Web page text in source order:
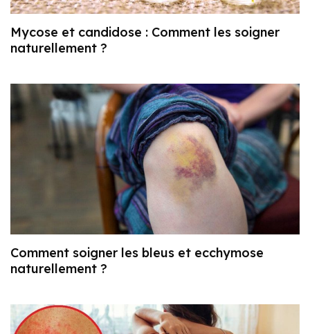
Mycose et candidose : Comment les soigner
naturellement ?
Comment soigner les bleus et ecchymose
naturellement ?